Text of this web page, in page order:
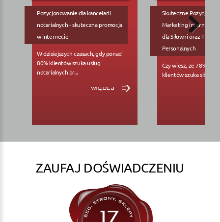
Pozycjonowanie dla kancelarii
notarialnych - skuteczna promocja
w internecie
W dzisiejszych czasach, gdy ponad
80% klientów szuka usług
notarialnych pr...
więcej
Skuteczne
Marketing internetowy
dla Siłowni oraz
Personalnych
Czy wiesz, że 78%
klientów szuka siłowni...
ZAUFAJ DOŚWIADCZENIU